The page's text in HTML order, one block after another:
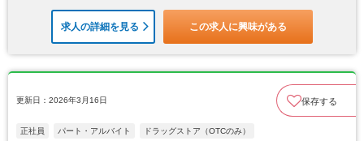
求人の詳細を見る この求人に興味がある
更新日：2026年3月16日 保存する
正社員 パート・アルバイト ドラッグストア（OTCのみ）